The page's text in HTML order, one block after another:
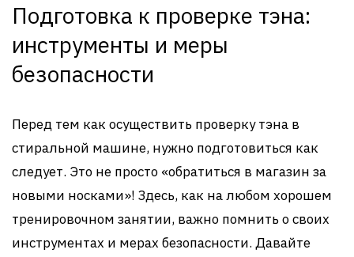
Подготовка к проверке тэна:
инструменты и меры
безопасности
Перед тем как осуществить проверку тэна в
стиральной машине, нужно подготовиться как
следует. Это не просто «обратиться в магазин за
новыми носками»! Здесь, как на любом хорошем
тренировочном занятии, важно помнить о своих
инструментах и мерах безопасности. Давайте